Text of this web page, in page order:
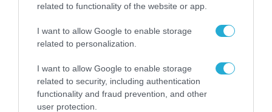
related to functionality of the website or app.
I want to allow Google to enable storage
related to personalization.
I want to allow Google to enable storage
related to security, including authentication
functionality and fraud prevention, and other
user protection.